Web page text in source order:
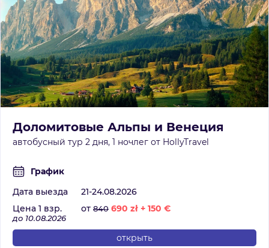
Доломитовые Альпы и Венеция
автобусный тур 2 дня, 1 ночлег от HollyTravel
График
Дата выезда
21-24.08.2026
Цена 1 взр.
от 840 690 zł + 150 €
до 10.08.2026
открыть